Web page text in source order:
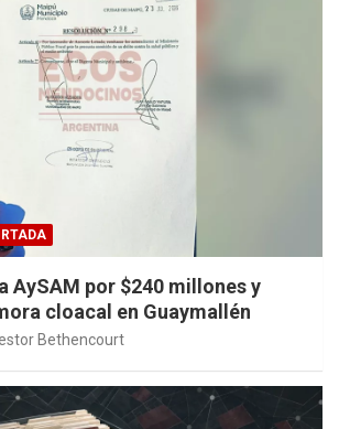
AySAM por $240 millones y
cloacal en Guaymallén
Bethencourt